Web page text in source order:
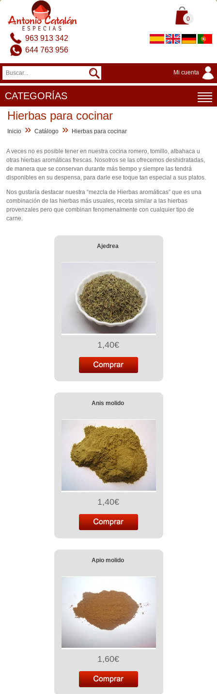
0
963 913 342
644 763 956
Mi cuenta
CATEGORÍAS
Hierbas para cocinar
Inicio » Catálogo » Hierbas para cocinar
A veces no es posible tener en nuestra cocina romero, tomillo, albahaca u
otras hierbas aromáticas frescas. Nosotros se las ofrecemos deshidratadas,
de manera que se conservan durante más tiempo y siempre las tendrá
disponibles en su despensa, para darle ese toque tan especial a sus platos.
Nos gustaría destacar nuestra “mezcla de Hierbas aromáticas” que es una
combinación de las hierbas más usuales, receta similar a las hierbas
provenzales pero que combinan fenomenalmente con cualquier tipo de
carne.
Ajedrea
1,40€
Anis molido
1,40€
Apio molido
1,60€